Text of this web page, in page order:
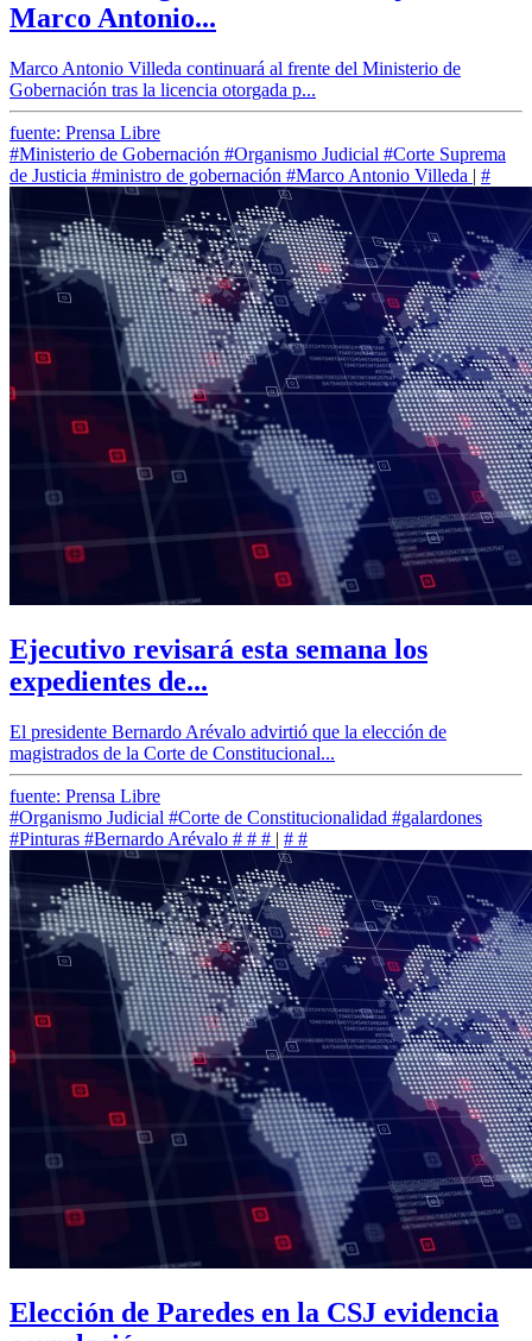
Marco Antonio...
Marco Antonio Villeda continuará al frente del Ministerio de
Gobernación tras la licencia otorgada p...
fuente: Prensa Libre
#Ministerio de Gobernación #Organismo Judicial #Corte Suprema
de Justicia #ministro de gobernación #Marco Antonio Villeda | #
Ejecutivo revisará esta semana los
expedientes de...
El presidente Bernardo Arévalo advirtió que la elección de
magistrados de la Corte de Constitucional...
fuente: Prensa Libre
#Organismo Judicial #Corte de Constitucionalidad #galardones
#Pinturas #Bernardo Arévalo # # # | # #
Elección de Paredes en la CSJ evidencia